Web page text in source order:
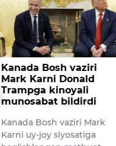
Kanada Bosh vaziri
Mark Karni Donald
Trampga kinoyali
munosabat bildirdi
Kanada Bosh vaziri Mark
Karni uy-joy siyosatiga